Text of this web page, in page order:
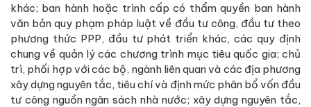
khác; ban hành hoặc trình cấp có thẩm quyền ban hành
văn bản quy phạm pháp luật về đầu tư công, đầu tư theo
phương thức PPP, đầu tư phát triển khác, các quy định
chung về quản lý các chương trình mục tiêu quốc gia; chủ
trì, phối hợp với các bộ, ngành liên quan và các địa phương
xây dựng nguyên tắc, tiêu chí và định mức phân bổ vốn đầu
tư công nguồn ngân sách nhà nước; xây dựng nguyên tắc,